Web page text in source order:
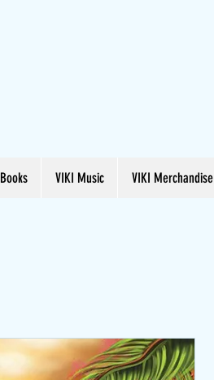
Books VIKI Music VIKI Merchandise